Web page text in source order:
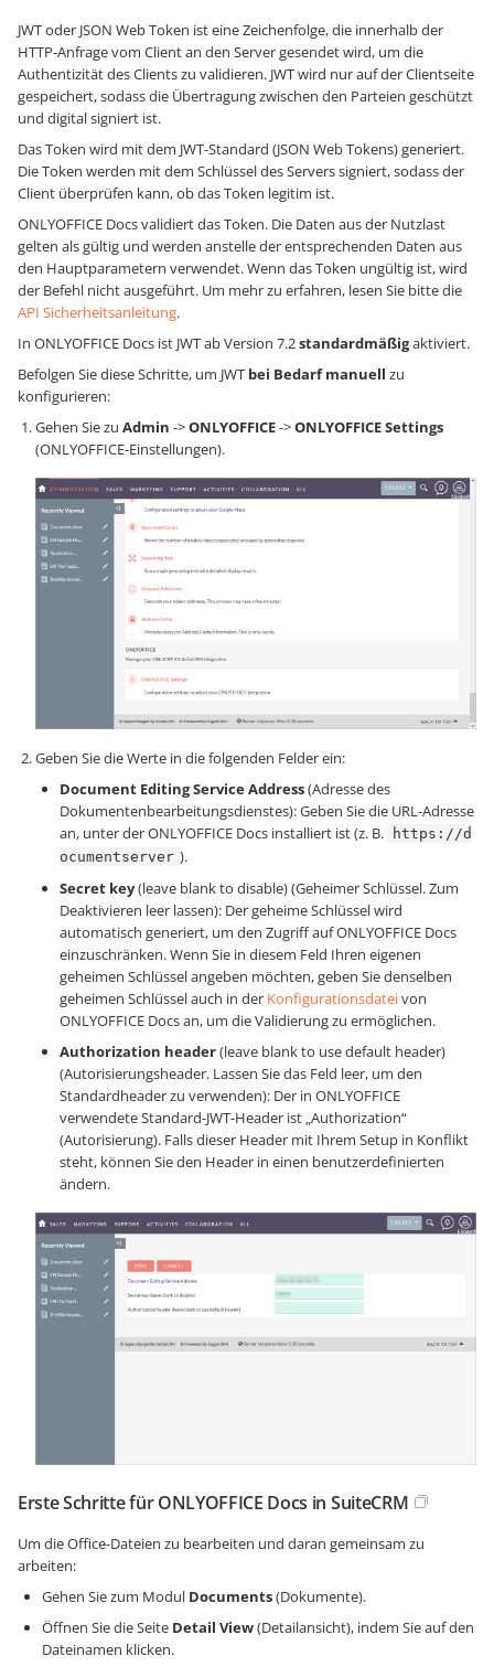
JWT oder JSON Web Token ist eine Zeichenfolge, die innerhalb der
HTTP-Anfrage vom Client an den Server gesendet wird, um die
Authentizität des Clients zu validieren. JWT wird nur auf der Clientseite
gespeichert, sodass die Übertragung zwischen den Parteien geschützt
und digital signiert ist.
Das Token wird mit dem JWT-Standard (JSON Web Tokens) generiert.
Die Token werden mit dem Schlüssel des Servers signiert, sodass der
Client überprüfen kann, ob das Token legitim ist.
ONLYOFFICE Docs validiert das Token. Die Daten aus der Nutzlast
gelten als gültig und werden anstelle der entsprechenden Daten aus
den Hauptparametern verwendet. Wenn das Token ungültig ist, wird
der Befehl nicht ausgeführt. Um mehr zu erfahren, lesen Sie bitte die
API Sicherheitsanleitung.
In ONLYOFFICE Docs ist JWT ab Version 7.2standardmäßigaktiviert.
Befolgen Sie diese Schritte, um JWT bei Bedarf manuell zu
konfigurieren:
Gehen Sie zu Admin ->ONLYOFFICE->ONLYOFFICE Settings
(ONLYOFFICE-Einstellungen).
Geben Sie die Werte in die folgenden Felder ein:
Document Editing Service Address(Adresse des
Dokumentenbearbeitungsdienstes): Geben Sie die URL-Adresse
an, unter der ONLYOFFICE Docs installiert ist (z. B.
https://d
ocumentserver ).
Secret key(leave blank to disable) (Geheimer Schlüssel. Zum
Deaktivieren leer lassen): Der geheime Schlüssel wird
automatisch generiert, um den Zugriff auf ONLYOFFICE Docs
einzuschränken. Wenn Sie in diesem Feld Ihren eigenen
geheimen Schlüssel angeben möchten, geben Sie denselben
geheimen Schlüssel auch in der Konfigurationsdateivon
ONLYOFFICE Docs an, um die Validierung zu ermöglichen.
Authorization header(leave blank to use default header)
(Autorisierungsheader. Lassen Sie das Feld leer, um den
Standardheader zu verwenden): Der in ONLYOFFICE
verwendete Standard-JWT-Header ist „Authorization“
(Autorisierung). Falls dieser Header mit Ihrem Setup in Konflikt
steht, können Sie den Header in einen benutzerdefinierten
ändern.
Erste Schritte für ONLYOFFICE Docs in SuiteCRM
Um die Office-Dateien zu bearbeiten und daran gemeinsam zu
arbeiten:
Gehen Sie zum Modul Documents(Dokumente).
Öffnen Sie die Seite Detail View(Detailansicht), indem Sie auf den
Dateinamen klicken.